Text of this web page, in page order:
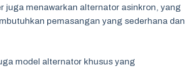
juga menawarkan alternator asinkron, yang
pemasangan yang sederhana dan
model alternator khusus yang